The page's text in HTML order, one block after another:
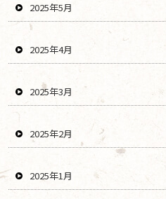
2025年5月
2025年4月
2025年3月
2025年2月
2025年1月